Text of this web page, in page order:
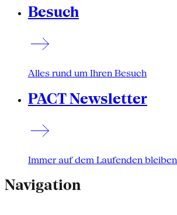
Besuch
Alles rund um Ihren Besuch
PACT Newsletter
Immer auf dem Laufenden bleiben
Navigation